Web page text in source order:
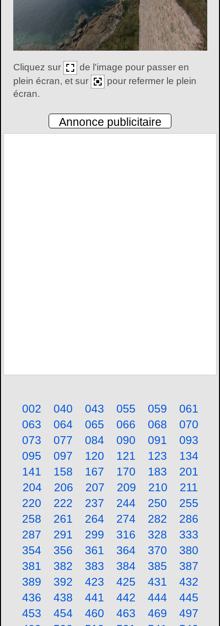
Cliquez sur
de l'image pour passer en
plein écran, et sur
pour refermer le plein
écran.
Annonce publicitaire
002 040 043 055 059
061
063
064 065 066 068
070
073
077 084 090 091
093
095
097 120 121 123
134
141
158 167 170 183
201
204
206 207 209 210
211
220
222 237 244 250
255
258
261 264 274 282
286
287
291 299 316 328
333
354
356 361 364 370
380
381
382 383 384 385
387
389
392 423 425 431
432
436
438 441 442 444
445
453
454 460 463 469
497